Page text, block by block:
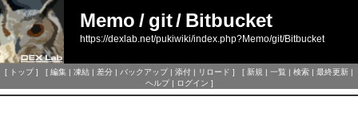
Memo / git/ Bitbucket
https://dexlab.net/pukiwiki/index.php?Memo/git/Bitbucket
[ トップ] [ 編集 | 凍結 | 差分 | バックアップ| 添付 | リロード ] [ 新規 | 一覧 | 検索 | 最終更新 |
ヘルプ| ログイン ]